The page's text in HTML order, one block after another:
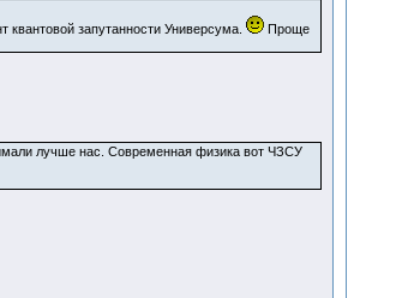
запутанности Универсума.
Проще
лучше нас. Современная физика вот ЧЗСУ